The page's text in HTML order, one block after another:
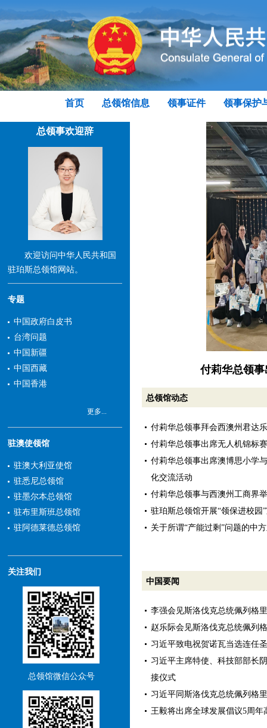
首页 总领馆信息 领事证件 领事保护
总领事欢迎辞
欢迎访问中华人民共和国
驻珀斯总领馆网站。
专题
中国政府白皮书
台湾问题
中国新疆
中国西藏
中国香港
更多...
驻澳使领馆
驻澳大利亚使馆
驻悉尼总领馆
驻墨尔本总领馆
驻布里斯班总领馆
驻阿德莱德总领馆
关注我们
总领馆微信公众号
总领馆动态
付莉华总领事拜会西澳州君达
付莉华总领事出席无人机锦标
付莉华总领事出席澳博思小学
化交流活动
付莉华总领事与西澳州工商界
驻珀斯总领馆开展“领保进校园
关于所谓“产能过剩”问题的中
中国要闻
李强会见斯洛伐克总统佩列格
赵乐际会见斯洛伐克总统佩列
习近平致电祝贺诺瓦当选连任
习近平主席特使、科技部部长
接仪式
习近平同斯洛伐克总统佩列格
王毅将出席全球发展倡议5周年